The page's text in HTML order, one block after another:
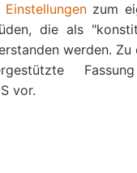
Einstellungenzum
die als
werden. Zu
vor.